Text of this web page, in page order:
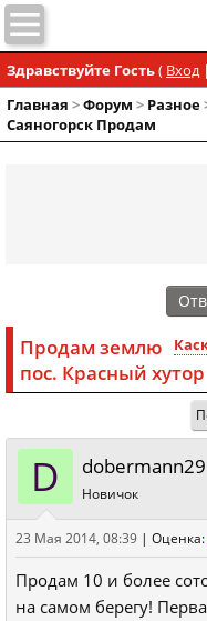
Здравствуйте Гость( Вход|
Главная >Форум > Разное
Саяногорск Продам
Продам землю
пос. Красный хутор
D dobermann29
Новичок
23 Мая 2014, 08:39 | Оценка:
Продам 10 и более
на самом берегу!